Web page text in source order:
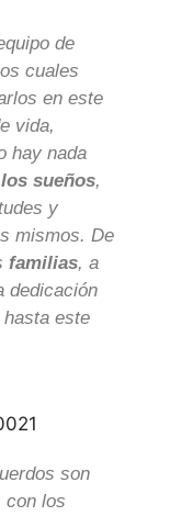
de
cuales
en este
vida,
hay nada
sueños,
y
mismos. De
familias, a
dedicación
este
son
con los